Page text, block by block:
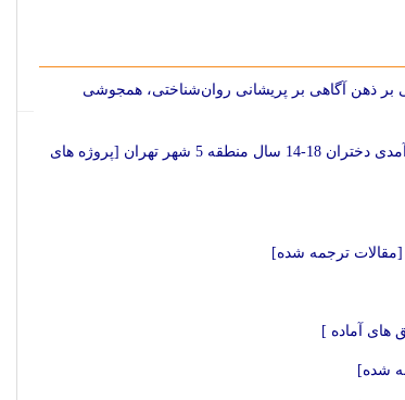
بر ذهن آگاهی بر پریشانی روان‌شناختی، همجوشی
پایان نامه روانشناسی با موضوع رابطه سبک های دلبستگی وشیوه های مقابله با استرس با خودکارآمدی دختران 18-14 سال منطقه 5 شهر تهران [پروژه های
[مقالات ترجمه شده]
های آماده ]